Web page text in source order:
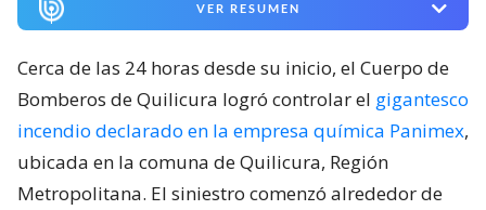
VER RESUMEN
Cerca de las 24 horas desde su inicio, el Cuerpo de
Bomberos de Quilicura logró controlar el gigantesco
incendio declarado en la empresa química Panimex,
ubicada en la comuna de Quilicura, Región
Metropolitana. El siniestro comenzó alrededor de